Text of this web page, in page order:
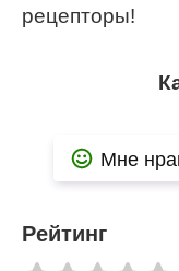
рецепторы!
Мне
Рейтинг